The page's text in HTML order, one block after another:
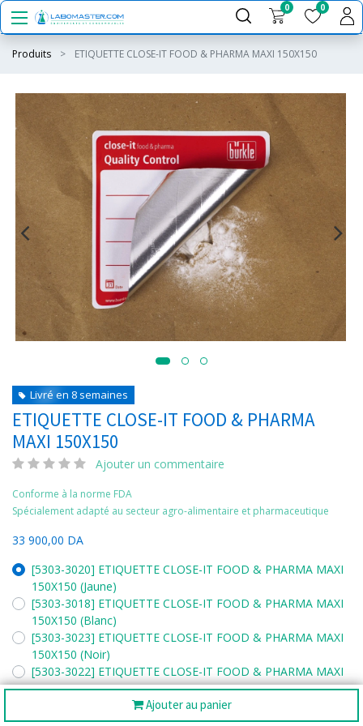
0 0
Produits ETIQUETTE CLOSE-IT FOOD & PHARMA MAXI 150X150
Ajouter au panier
Livré en 8 semaines
ETIQUETTE CLOSE-IT FOOD & PHARMA
MAXI 150X150
Ajouter un commentaire
Conforme à la norme FDA
Spécialement adapté au secteur agro-alimentaire et pharmaceutique
33 900,00 DA
[5303-3020] ETIQUETTE CLOSE-IT FOOD & PHARMA MAXI
150X150 (Jaune)
[5303-3018] ETIQUETTE CLOSE-IT FOOD & PHARMA MAXI
150X150 (Blanc)
[5303-3023] ETIQUETTE CLOSE-IT FOOD & PHARMA MAXI
150X150 (Noir)
[5303-3022] ETIQUETTE CLOSE-IT FOOD & PHARMA MAXI
150X150 (Vert)
[5303-3017] ETIQUETTE CLOSE-IT FOOD & PHARMA MAXI
150X150 (Rouge)